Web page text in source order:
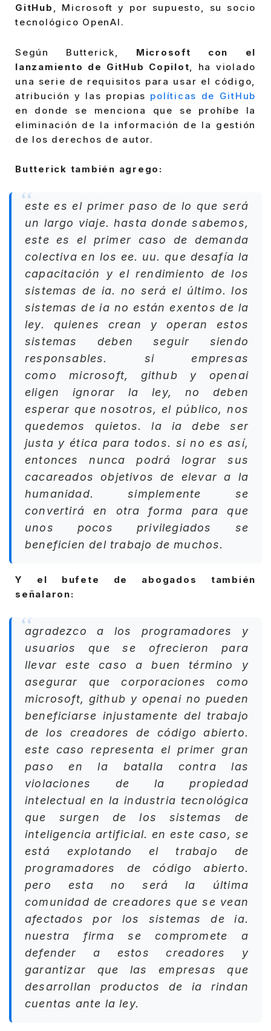
GitHub , Microsoft y por supuesto, su socio
tecnológico OpenAI.
Según Butterick, Microsoft con el
lanzamiento de GitHub Copilot , ha violado
una serie de requisitos para usar el código,
atribución y las propias políticas de GitHub
en donde se menciona que se prohíbe la
eliminación de la información de la gestión
de los derechos de autor.
Butterick también agrego:
este es el primer paso de lo que será
un largo viaje. hasta donde sabemos,
este es el primer caso de demanda
colectiva en los ee. uu. que desafía la
capacitación y el rendimiento de los
sistemas de ia. no será el último. los
sistemas de ia no están exentos de la
ley. quienes crean y operan estos
sistemas deben seguir siendo
responsables. si empresas
como microsoft, github y openai
eligen ignorar la ley, no deben
esperar que nosotros, el público, nos
quedemos quietos. la ia debe ser
justa y ética para todos. si no es así,
entonces nunca podrá lograr sus
cacareados objetivos de elevar a la
humanidad. simplemente se
convertirá en otra forma para que
unos pocos privilegiados se
beneficien del trabajo de muchos.
Y el bufete de abogados también
señalaron:
agradezco a los programadores y
usuarios que se ofrecieron para
llevar este caso a buen término y
asegurar que corporaciones como
microsoft, github y openai no pueden
beneficiarse injustamente del trabajo
de los creadores de código abierto.
este caso representa el primer gran
paso en la batalla contra las
violaciones de la propiedad
intelectual en la industria tecnológica
que surgen de los sistemas de
inteligencia artificial. en este caso, se
está explotando el trabajo de
programadores de código abierto.
pero esta no será la última
comunidad de creadores que se vean
afectados por los sistemas de ia.
nuestra firma se compromete a
defender a estos creadores y
garantizar que las empresas que
desarrollan productos de ia rindan
cuentas ante la ley.